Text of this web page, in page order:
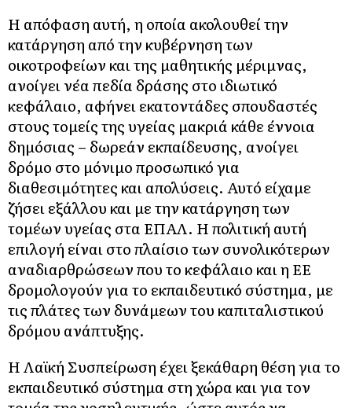
Η απόφαση αυτή, η οποία ακολουθεί την
κατάργηση από την κυβέρνηση των
οικοτροφείων και της μαθητικής μέριμνας,
ανοίγει νέα πεδία δράσης στο ιδιωτικό
κεφάλαιο, αφήνει εκατοντάδες σπουδαστές
στους τομείς της υγείας μακριά κάθε έννοια
δημόσιας – δωρεάν εκπαίδευσης, ανοίγει
δρόμο στο μόνιμο προσωπικό για
διαθεσιμότητες και απολύσεις. Αυτό είχαμε
ζήσει εξάλλου και με την κατάργηση των
τομέων υγείας στα ΕΠΑΛ. Η πολιτική αυτή
επιλογή είναι στο πλαίσιο των συνολικότερων
αναδιαρθρώσεων που το κεφάλαιο και η ΕΕ
δρομολογούν για το εκπαιδευτικό σύστημα, με
τις πλάτες των δυνάμεων του καπιταλιστικού
δρόμου ανάπτυξης.
Η Λαϊκή Συσπείρωση έχει ξεκάθαρη θέση για το
εκπαιδευτικό σύστημα στη χώρα και για τον